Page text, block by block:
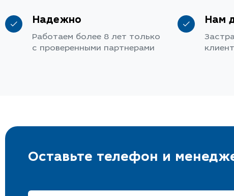
Надежно
Работаем более 8 лет только
с проверенными партнерами
Нам
Оставьте телефон и